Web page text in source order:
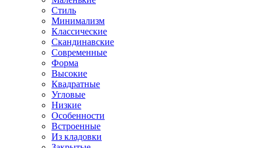
Стиль
Минимализм
Классические
Скандинавские
Современные
Форма
Высокие
Квадратные
Угловые
Низкие
Особенности
Встроенные
Из кладовки